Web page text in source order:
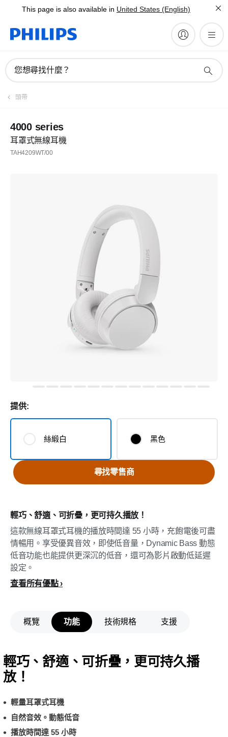
This page is also available in United States (English)
您想尋找什麼？
頭帶
4000 series
耳罩式無線耳機
TAH4209WT/00
輕巧、舒適、可折疊，更可持久播放！
這款無線耳罩式耳機的播放時間達 55 小時，充飽電後可盡
情暢用。享受優異音效，即使低音量，Dynamic Bass 動態
低音功能也能提供更深沉的低音，還可為影片啟動低延遲
設定。
查看所有優點
提供:
絲緞白 黑色
尋找零售商
概覽 功能 技術規格 支援
輕巧、舒適、可折疊，更可持久播
放！
輕量耳罩式耳機
自然音效。動態低音
播放時間達 55 小時